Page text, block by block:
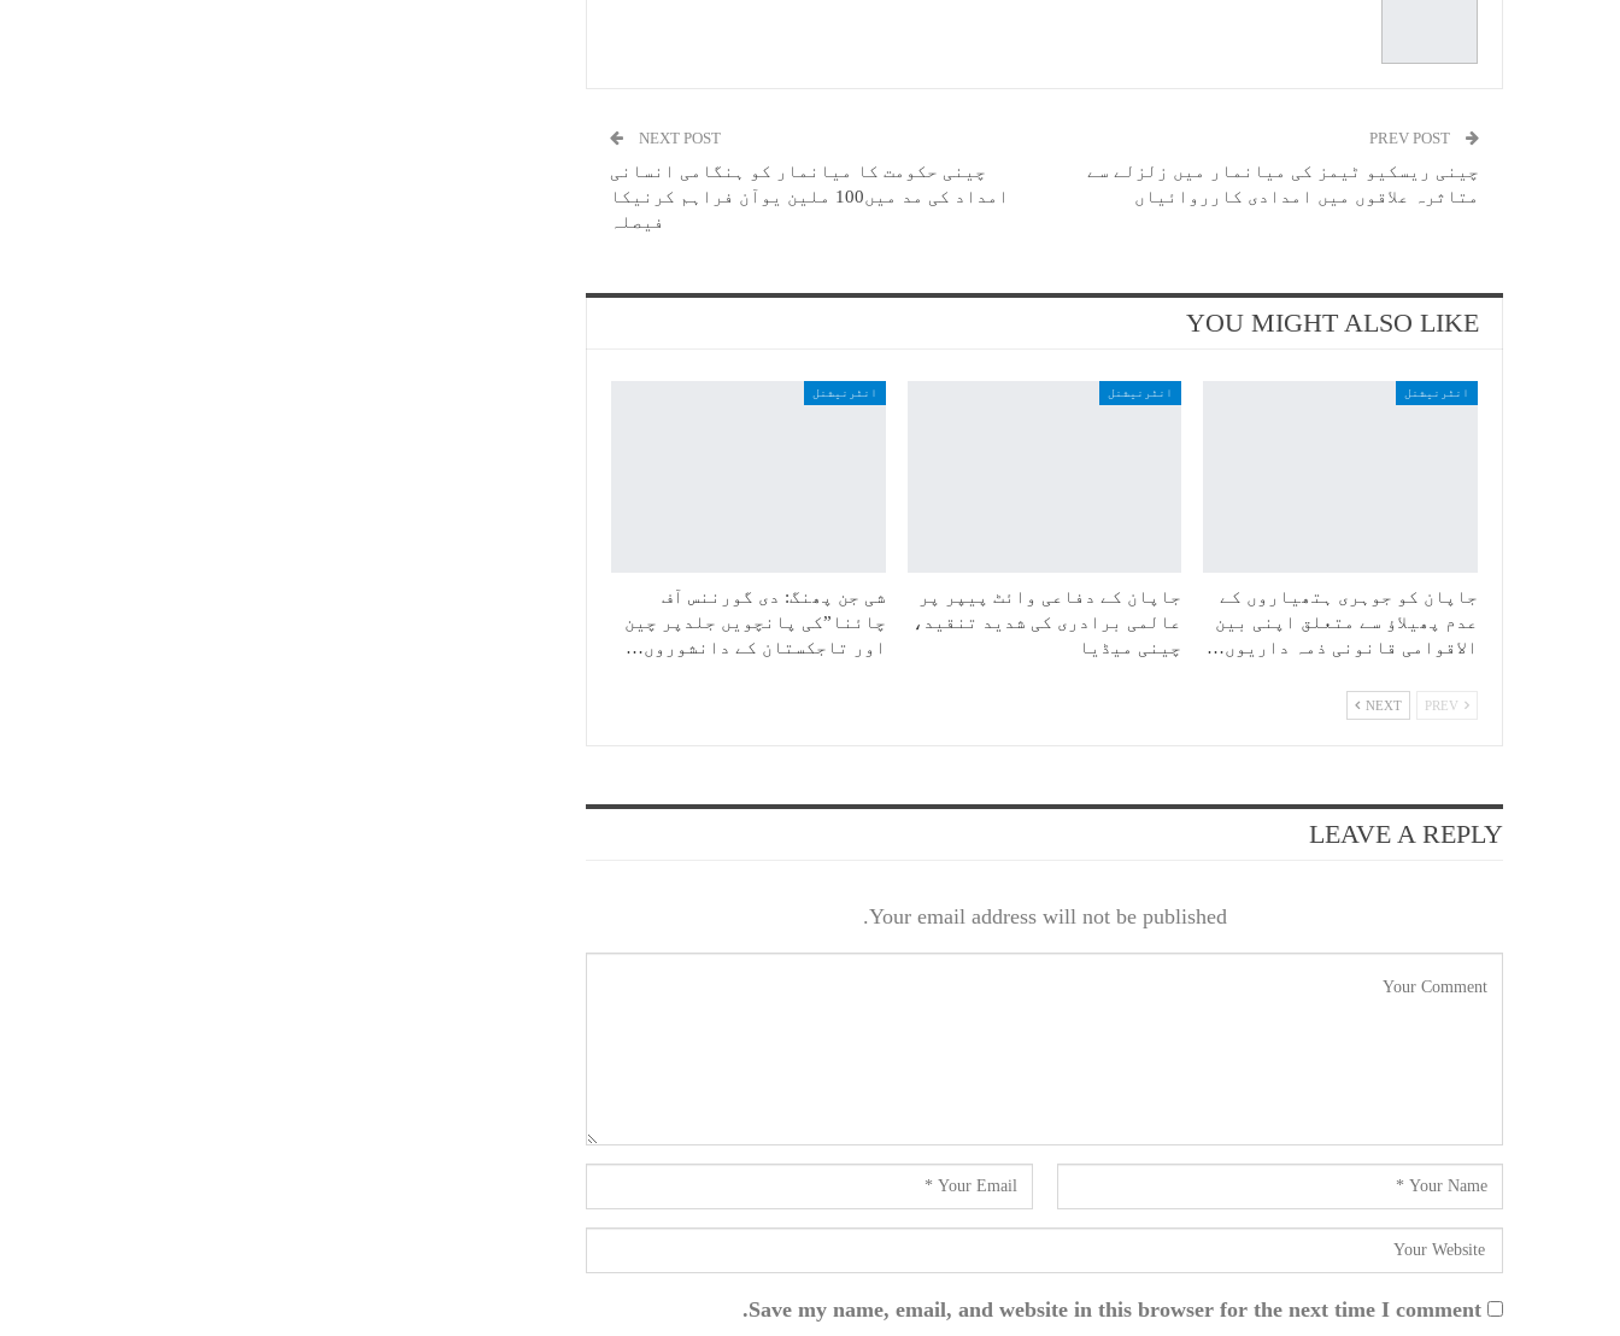
چینی ریسکیو ٹیمز کی میانمار میں زلزلے سے
متاثرہ علاقوں میں امدادی کارروائیاں
NEXT POST
چینی حکومت کا میانمار کو ہنگامی انسانی
امداد کی مد میں100 ملین یوآن فراہم کرنیکا
فیصلہ
YOU MIGHT ALSO LIKE
انٹرنیشنل
جاپان کو جوہری ہتھیاروں کے
عدم پھیلاؤ سے متعلق اپنی بین
الاقوامی قانونی ذمہ داریوں…
انٹرنیشنل
جاپان کے دفاعی وائٹ پیپر پر
عالمی برادری کی شدید تنقید،
چینی میڈیا
انٹرنیشنل
شی جن پھنگ: دی گورننس آف
چائنا”کی پانچویں جلدپر چین
اور تاجکستان کے دانشوروں…
NEXT
LEAVE A REPLY
Your email address will not be published.
Save my name, email, and website in this browser for the next time I comment.